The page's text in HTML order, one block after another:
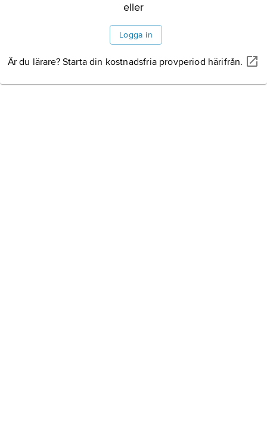
eller
Logga in
Är du lärare? Starta din kostnadsfria provperiod härifrån.